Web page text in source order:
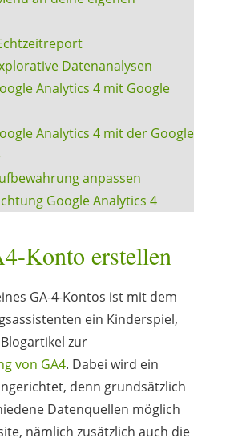
Datenanalysen
Analytics 4 mit Google
Analytics 4 mit der Google
anpassen
Google Analytics 4
Konto erstellen
GA-4-Kontos ist mit dem
ein Kinderspiel,
zur
von GA4. Dabei wird ein
denn grundsätzlich
Datenquellen möglich
nämlich zusätzlich auch die